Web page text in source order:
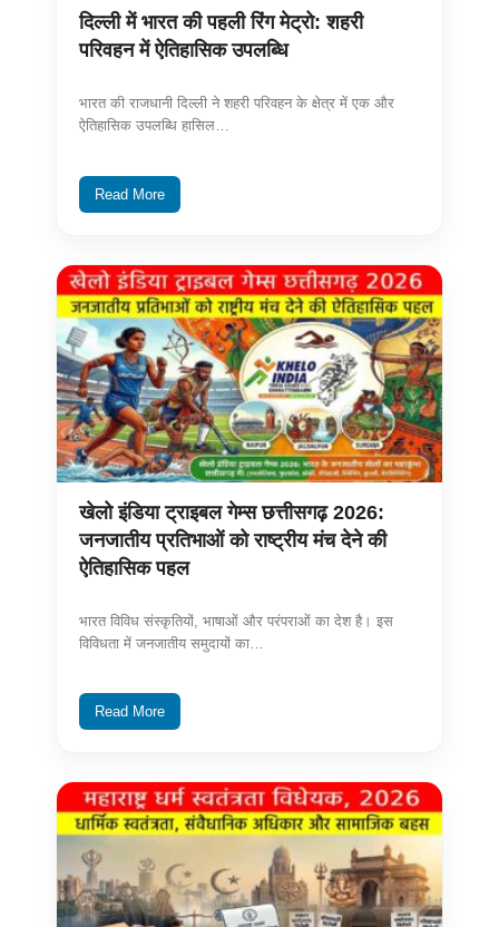
दिल्ली में भारत की पहली रिंग मेट्रो: शहरी
परिवहन में ऐतिहासिक उपलब्धि
भारत की राजधानी दिल्ली ने शहरी परिवहन के क्षेत्र में एक और
ऐतिहासिक उपलब्धि हासिल…
Read More
खेलो इंडिया ट्राइबल गेम्स छत्तीसगढ़ 2026:
जनजातीय प्रतिभाओं को राष्ट्रीय मंच देने की
ऐतिहासिक पहल
भारत विविध संस्कृतियों, भाषाओं और परंपराओं का देश है। इस
विविधता में जनजातीय समुदायों का…
Read More